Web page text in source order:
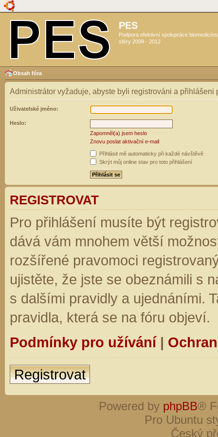
PES
Podpora efektivní spolupráce
sféry 2009 - 2012
Obsah fóra
Administrátor vyžaduje, abyste byli registrováni a přihlášeni
Uživatelské jméno:
Heslo:
Zapomněl(a) jsem heslo
Znovu poslat aktivační e-mail
Přihlásit mě automaticky při každé návštěvě
Skrýt můj online stav pro toto přihlášení
REGISTROVAT
Pro přihlášení musíte být
dává vám mnohem větší
rozšířené pravomoci
ujistěte, že jste se obeznámili s
s dalšími pravidly a ujednáními.
pravidla, která se na fóru objeví.
Podmínky pro užívání|
Registrovat
Powered by phpBB®
Pro Ubuntu
Český